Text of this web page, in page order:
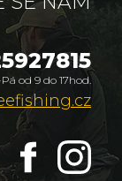
od 9 do 17hod.